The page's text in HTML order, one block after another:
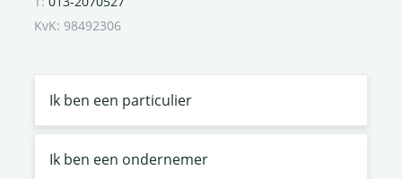
KvK: 98492306
Ik ben een particulier
Ik ben een ondernemer